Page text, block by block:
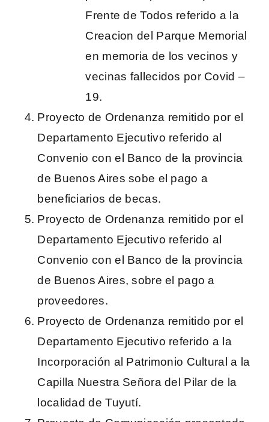
Frente de Todos referido a la
Creacion del Parque Memorial
en memoria de los vecinos y
vecinas fallecidos por Covid –
19.
Proyecto de Ordenanza remitido por el
Departamento Ejecutivo referido al
Convenio con el Banco de la provincia
de Buenos Aires sobe el pago a
beneficiarios de becas.
Proyecto de Ordenanza remitido por el
Departamento Ejecutivo referido al
Convenio con el Banco de la provincia
de Buenos Aires, sobre el pago a
proveedores.
Proyecto de Ordenanza remitido por el
Departamento Ejecutivo referido a la
Incorporación al Patrimonio Cultural a la
Capilla Nuestra Señora del Pilar de la
localidad de Tuyutí.